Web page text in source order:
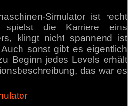
Simulator ist recht
die Karriere eins
klingt nicht spannend ist
sonst gibt es eigentlich
Beginn jedes Levels erhält
das war es